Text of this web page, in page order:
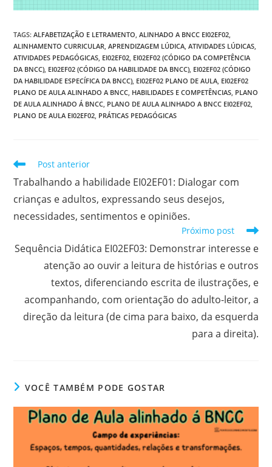
TAGS:ALFABETIZAÇÃO E LETRAMENTO ALINHADO A BNCC EI02EF02
ALINHAMENTO CURRICULAR APRENDIZAGEM LÚDICA ATIVIDADES LÚDICAS
ATIVIDADES PEDAGÓGICAS EI02EF02 EI02EF02 (CÓDIGO DA COMPETÊNCIA
DA BNCC) EI02EF02 (CÓDIGO DA HABILIDADE DA BNCC) EI02EF02 (CÓDIGO
DA HABILIDADE ESPECÍFICA DA BNCC) EI02EF02 PLANO DE AULA EI02EF02
PLANO DE AULA ALINHADO A BNCC HABILIDADES E COMPETÊNCIAS PLANO
DE AULA ALINHADO Á BNCC PLANO DE AULA ALINHADO A BNCC EI02EF02
PLANO DE AULA EI02EF02 PRÁTICAS PEDAGÓGICAS
Leia
artigos
Post anterior
Trabalhando a habilidade EI02EF01: Dialogar com
crianças e adultos, expressando seus desejos,
necessidades, sentimentos e opiniões.
Próximo post
Sequência Didática EI02EF03: Demonstrar interesse e
atenção ao ouvir a leitura de histórias e outros
textos, diferenciando escrita de ilustrações, e
acompanhando, com orientação do adulto-leitor, a
direção da leitura (de cima para baixo, da esquerda
para a direita).
VOCÊ TAMBÉM PODE GOSTAR